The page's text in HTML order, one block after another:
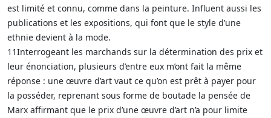
est limité et connu, comme dans la peinture. Influent aussi les
publications et les expositions, qui font que le style d’une
ethnie devient à la mode.
11Interrogeant les marchands sur la détermination des prix et
leur énonciation, plusieurs d’entre eux m’ont fait la même
réponse : une œuvre d’art vaut ce qu’on est prêt à payer pour
la posséder, reprenant sous forme de boutade la pensée de
Marx affirmant que le prix d’une œuvre d’art n’a pour limite